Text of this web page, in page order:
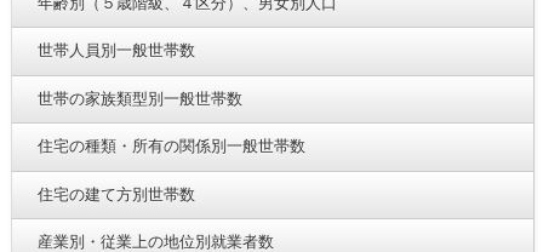
世帯人員別一般世帯数
世帯の家族類型別一般世帯数
住宅の種類・所有の関係別一般世帯数
住宅の建て方別世帯数
産業別・従業上の地位別就業者数